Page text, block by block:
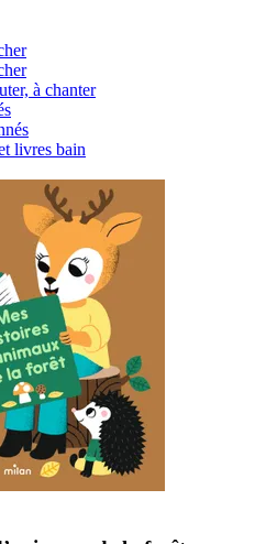
à chanter
livres bain